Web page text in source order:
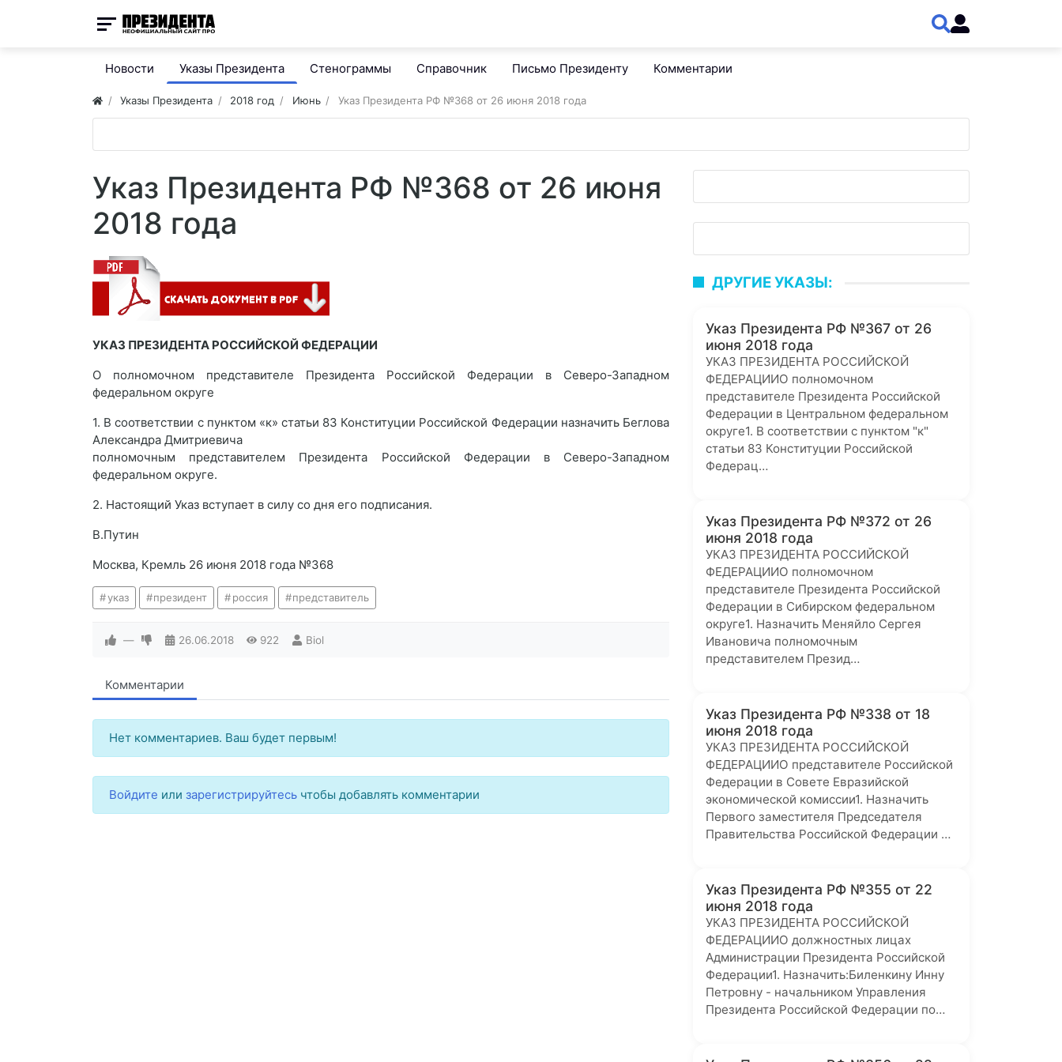
Новости Указы Президента Стенограммы Справочник Письмо Президенту Комментарии
Указы Президента 2018 год Июнь Указ Президента РФ №368 от 26 июня 2018 года
Указ Президента РФ №368 от 26 июня
2018 года
УКАЗ ПРЕЗИДЕНТА РОССИЙСКОЙ ФЕДЕРАЦИИ
О полномочном представителе Президента Российской Федерации в Северо-Западном
федеральном округе
1. В соответствии с пунктом «к» статьи 83 Конституции Российской Федерации назначить Беглова
Александра Дмитриевича
полномочным представителем Президента Российской Федерации в Северо-Западном
федеральном округе.
2. Настоящий Указ вступает в силу со дня его подписания.
В.Путин
Москва, Кремль 26 июня 2018 года №368
указ президент россия представитель
— 26.06.2018 922 Biol
Комментарии
Нет комментариев. Ваш будет первым!
Войдите или зарегистрируйтесь чтобы добавлять комментарии
ДРУГИЕ УКАЗЫ:
Указ Президента РФ №367 от 26
июня 2018 года
УКАЗ ПРЕЗИДЕНТА РОССИЙСКОЙ
ФЕДЕРАЦИИО полномочном
представителе Президента Российской
Федерации в Центральном федеральном
округе1. В соответствии с пунктом "к"
статьи 83 Конституции Российской
Федерац…
Указ Президента РФ №372 от 26
июня 2018 года
УКАЗ ПРЕЗИДЕНТА РОССИЙСКОЙ
ФЕДЕРАЦИИО полномочном
представителе Президента Российской
Федерации в Сибирском федеральном
округе1. Назначить Меняйло Сергея
Ивановича полномочным
представителем Презид…
Указ Президента РФ №338 от 18
июня 2018 года
УКАЗ ПРЕЗИДЕНТА РОССИЙСКОЙ
ФЕДЕРАЦИИО представителе Российской
Федерации в Совете Евразийской
экономической комиссии1. Назначить
Первого заместителя Председателя
Правительства Российской Федерации …
Указ Президента РФ №355 от 22
июня 2018 года
УКАЗ ПРЕЗИДЕНТА РОССИЙСКОЙ
ФЕДЕРАЦИИО должностных лицах
Администрации Президента Российской
Федерации1. Назначить:Биленкину Инну
Петровну - начальником Управления
Президента Российской Федерации по…